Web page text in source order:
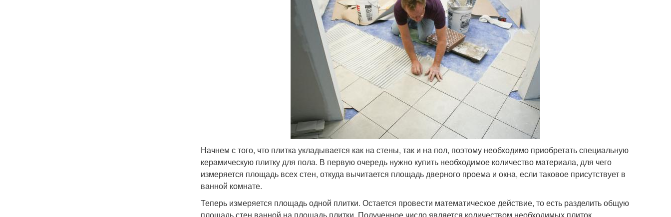
Начнем с того, что плитка укладывается как на стены, так и на пол, поэтому необходимо приобретать специальную
керамическую плитку для пола. В первую очередь нужно купить необходимое количество материала, для чего
измеряется площадь всех стен, откуда вычитается площадь дверного проема и окна, если таковое присутствует в
ванной комнате.
Теперь измеряется площадь одной плитки. Остается провести математическое действие, то есть разделить общую